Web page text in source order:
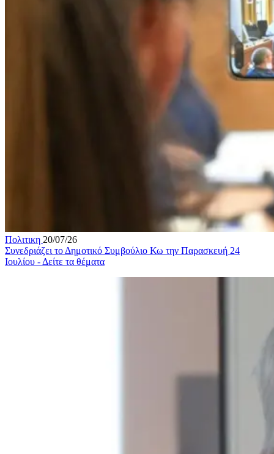
Πολιτικη 20/07/26
Συνεδριάζει το Δημοτικό Συμβούλιο Κω την Παρασκευή 24
Ιουλίου - Δείτε τα θέματα